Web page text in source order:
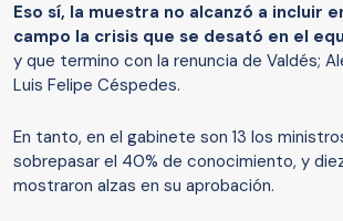
Eso sí, la muestra no alcanzó a incluir
campo la crisis que se desató en el
y que termino con la renuncia de Valdés;
Luis Felipe Céspedes.
En tanto, en el gabinete son 13 los
sobrepasar el 40% de conocimiento, y
mostraron alzas en su aprobación.